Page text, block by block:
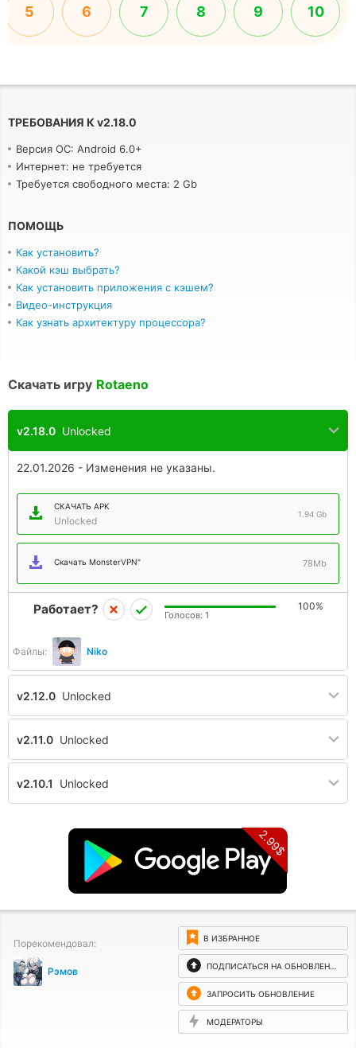
5 6 7 8 9 10
ТРЕБОВАНИЯ К v2.18.0
Версия ОС: Android 6.0+
Интернет: не требуется
Требуется свободного места: 2 Gb
ПОМОЩЬ
Как установить?
Какой кэш выбрать?
Как установить приложения с кэшем?
Видео-инструкция
Как узнать архитектуру процессора?
Скачать игру Rotaeno
v2.18.0 Unlocked
22.01.2026 - Изменения не указаны.
СКАЧАТЬ APK
Unlocked
1.94 Gb
Скачать MonsterVPN" 78Mb
Файлы: Niko
Работает? 100%
Голосов: 1
v2.12.0 Unlocked
v2.11.0 Unlocked
v2.10.1 Unlocked
2.99$
Порекомендовал:
Рэмов
В ИЗБРАННОЕ
ПОДПИСАТЬСЯ НА ОБНОВЛЕНИЯ
ЗАПРОСИТЬ ОБНОВЛЕНИЕ
МОДЕРАТОРЫ